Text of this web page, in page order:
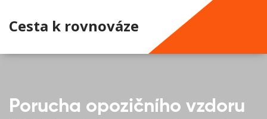
Cesta k rovnováze
Porucha opozičního vzdoru